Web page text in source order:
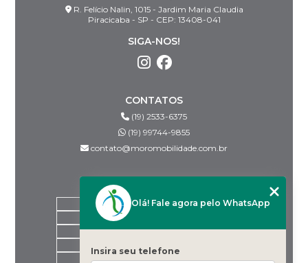
R. Felício Nalin, 1015 - Jardim Maria Claudia
Piracicaba - SP - CEP: 13408-041
SIGA-NOS!
CONTATOS
(19) 2533-6375
(19) 99744-9855
contato@moromobilidade.com.br
HOME
PRODUTOS
DESPACHANTES PARCEIROS
Olá! Fale agora pelo WhatsApp
Insira seu telefone